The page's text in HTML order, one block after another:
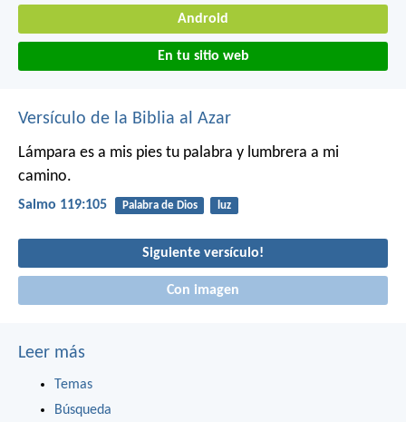
Android
En tu sitio web
Versículo de la Biblia al Azar
Lámpara es a mis pies tu palabra y lumbrera a mi
camino.
Salmo 119:105 Palabra de Dios luz
Siguiente versículo!
Con imagen
Leer más
Temas
Búsqueda